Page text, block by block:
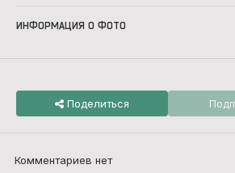
ИНФОРМАЦИЯ О ФОТО
Поделиться
Комментариев нет